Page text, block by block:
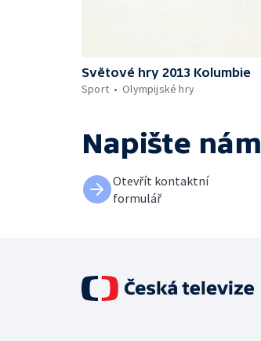
Světové hry 2013 Kolumbie
Sport
Olympijské hry
Napište nám
Otevřít kontaktní
formulář